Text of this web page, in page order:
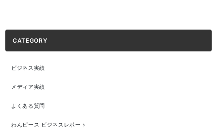
CATEGORY
ビジネス実績
メディア実績
よくある質問
わんピース ビジネスレポート